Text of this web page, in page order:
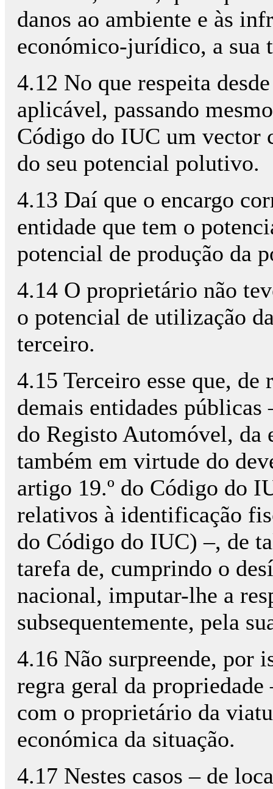
danos ao ambiente e às
económico-jurídico, a sua
4.12 No que respeita
aplicável, passando
Código do IUC um vector
do seu potencial polutivo.
4.13 Daí que o encargo
entidade que tem o
potencial de produção da
4.14 O proprietário não
o potencial de utilização
terceiro.
4.15 Terceiro esse que,
demais entidades
do Registo Automóvel, da
também em virtude do
artigo 19.º do Código do
relativos à identificação
do Código do IUC) –, de
tarefa de, cumprindo o
nacional, imputar-lhe a
subsequentemente, pela
4.16 Não surpreende, por
regra geral da
com o proprietário da
económica da situação.
4.17 Nestes casos – de